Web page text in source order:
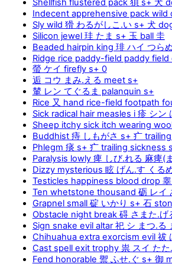
Shellfish flustered pack 狽 s+ 犬
Indecent apprehensive pack wild
Sly wild 猾 わるがしこ.い s+ 犬
Silicon jewel 珪 たま s+ 玉 ball 圭
Beaded hairpin king 琲 ハイ つら
Ridge rice paddy-field paddy
螢 ケイ firefly s+ 0
逅 コウ まみ.える meet s+
輦 レン てぐるま palanquin s+
Rice 又 hand rice-field footpath
Sick radical hair measles i 疹 シン
Sheep itchy sick itch wearing
Buddhist 痔 しもがさ s+ 疒
Phlegm 痰 s+ 疒 trailing sickness
Paralysis lowly 痺 しび.れる 麻痺(
Dizzy mysterious 眩 げん.す くる
Testicles happiness blood drop
Ten whetstone thousand 砺 レイ
Grapnel small 碇 いかり s+ 石
Obstacle night break 碍 さまた.
Sign snake evil altar 祀 シ まつ.る
Chihuahua extra exorcism evil 祓
Cast spell exit trophy 祟 スイ たた
Fend honorable 禦 ふせ.ぐ s+ 御